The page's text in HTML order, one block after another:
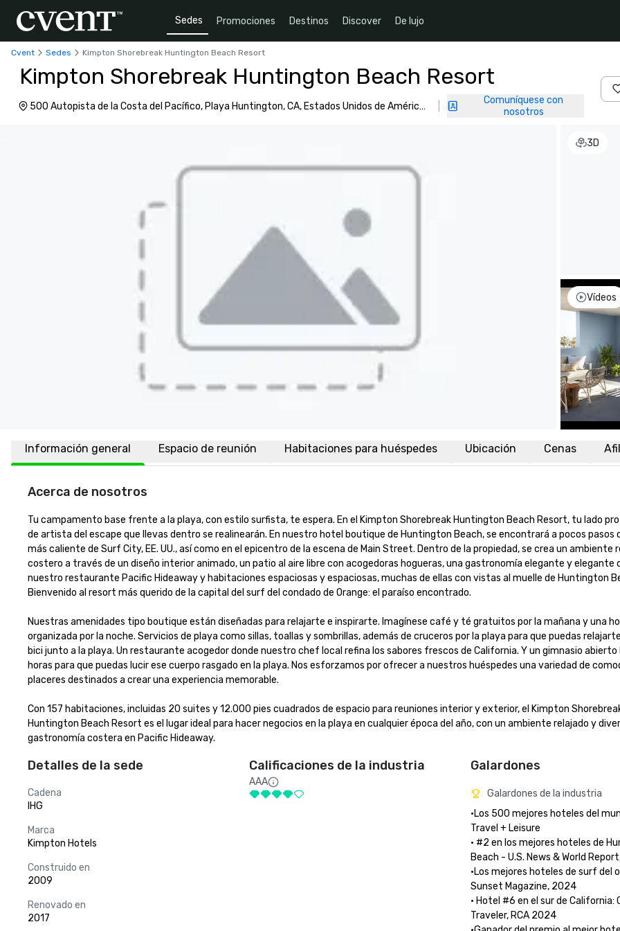
Sedes Promociones Destinos Discover De lujo
Cvent Sedes Kimpton Shorebreak Huntington Beach Resort
Kimpton Shorebreak Huntington Beach Resort
500 Autopista de la Costa del Pacífico, Playa Huntington, CA, Estados Unidos de América,
Comuníquese con
nosotros
3D
Vídeos
Información general Espacio de reunión Habitaciones para huéspedes Ubicación Cenas
Acerca de nosotros
Tu campamento base frente a la playa, con estilo surfista, te espera. En el Kimpton Shorebreak Huntington Beach Resort, tu lado
de artista del escape que llevas dentro se realinearán. En nuestro hotel boutique de Huntington Beach, se encontrará a pocos pasos
más caliente de Surf City, EE. UU., así como en el epicentro de la escena de Main Street. Dentro de la propiedad, se crea un ambiente
costero a través de un diseño interior animado, un patio al aire libre con acogedoras hogueras, una gastronomía elegante y elegante
nuestro restaurante Pacific Hideaway y habitaciones espaciosas y espaciosas, muchas de ellas con vistas al muelle de Huntington
Bienvenido al resort más querido de la capital del surf del condado de Orange: el paraíso encontrado.
Nuestras amenidades tipo boutique están diseñadas para relajarte e inspirarte. Imagínese café y té gratuitos por la mañana y una
organizada por la noche. Servicios de playa como sillas, toallas y sombrillas, además de cruceros por la playa para que puedas
bici junto a la playa. Un restaurante acogedor donde nuestro chef local refina los sabores frescos de California. Y un gimnasio abierto
horas para que puedas lucir ese cuerpo rasgado en la playa. Nos esforzamos por ofrecer a nuestros huéspedes una variedad de
placeres destinados a crear una experiencia memorable.
Con 157 habitaciones, incluidas 20 suites y 12.000 pies cuadrados de espacio para reuniones interior y exterior, el Kimpton
Huntington Beach Resort es el lugar ideal para hacer negocios en la playa en cualquier época del año, con un ambiente relajado y
gastronomía costera en Pacific Hideaway.
Detalles de la sede
Cadena
IHG
Marca
Kimpton Hotels
Construido en
2009
Renovado en
2017
Calificaciones de la industria
AAA
Galardones
Galardones de la industria
•Los 500 mejores hoteles del
Travel + Leisure
• #2 en los mejores hoteles de
Beach - U.S. News & World
•Los mejores hoteles de surf del
Sunset Magazine, 2024
• Hotel #6 en el sur de California:
Traveler, RCA 2024